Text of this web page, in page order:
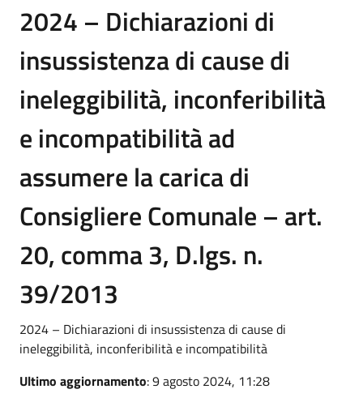
2024 – Dichiarazioni di
insussistenza di cause di
ineleggibilità, inconferibilità
e incompatibilità ad
assumere la carica di
Consigliere Comunale – art.
20, comma 3, D.lgs. n.
39/2013
2024 – Dichiarazioni di insussistenza di cause di
ineleggibilità, inconferibilità e incompatibilità
Ultimo aggiornamento: 9 agosto 2024, 11:28